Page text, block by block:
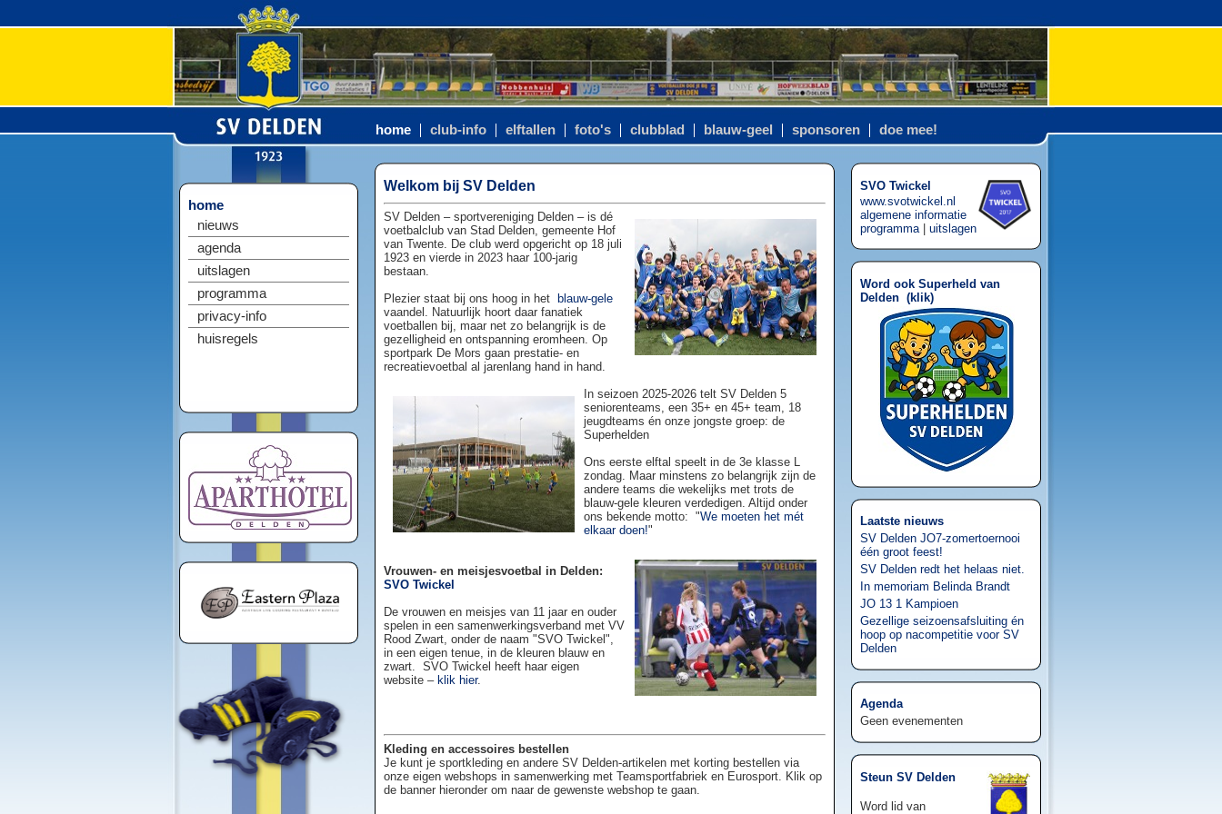
home club-info elftallen foto's clubblad blauw-geel sponsoren doe mee!
home
nieuws
agenda
uitslagen
programma
privacy-info
huisregels
Welkom bij SV Delden
SV Delden – sportvereniging Delden – is dé
voetbalclub van Stad Delden, gemeente Hof
van Twente. De club werd opgericht op 18 juli
1923 en vierde in 2023 haar 100-jarig
bestaan.
Plezier staat bij ons hoog in het
blauw-gele
vaandel. Natuurlijk hoort daar fanatiek
voetballen bij, maar net zo belangrijk is de
gezelligheid en ontspanning eromheen. Op
sportpark De Mors gaan prestatie- en
recreatievoetbal al jarenlang hand in hand.
In seizoen 2025-2026 telt SV Delden 5
seniorenteams, een 35+ en 45+ team, 18
jeugdteams én onze jongste groep: de
Superhelden
Ons eerste elftal speelt in de 3e klasse L
zondag. Maar minstens zo belangrijk zijn de
andere teams die wekelijks met trots de
blauw-gele kleuren verdedigen. Altijd onder
ons bekende motto: "We moeten het mét
elkaar doen!"
Vrouwen- en meisjesvoetbal in Delden:
SVO Twickel
De vrouwen en meisjes van 11 jaar en ouder
spelen in een samenwerkingsverband met VV
Rood Zwart, onder de naam "SVO Twickel",
in een eigen tenue, in de kleuren blauw en
zwart. SVO Twickel heeft haar eigen
website – klik hier.
Kleding en accessoires bestellen
Je kunt je sportkleding en andere SV Delden-artikelen met korting bestellen via
onze eigen webshops in samenwerking met Teamsportfabriek en Eurosport. Klik op
de banner hieronder om naar de gewenste webshop te gaan.
SVO Twickel
www.svotwickel.nl
algemene informatie
programma| uitslagen
Word ook Superheld van
Delden (klik)
Laatste nieuws
SV Delden JO7-zomertoernooi
één groot feest!
SV Delden redt het helaas niet.
In memoriam Belinda Brandt
JO 13 1 Kampioen
Gezellige seizoensafsluiting én
hoop op nacompetitie voor SV
Delden
Agenda
Geen evenementen
Steun SV Delden
Word lid van